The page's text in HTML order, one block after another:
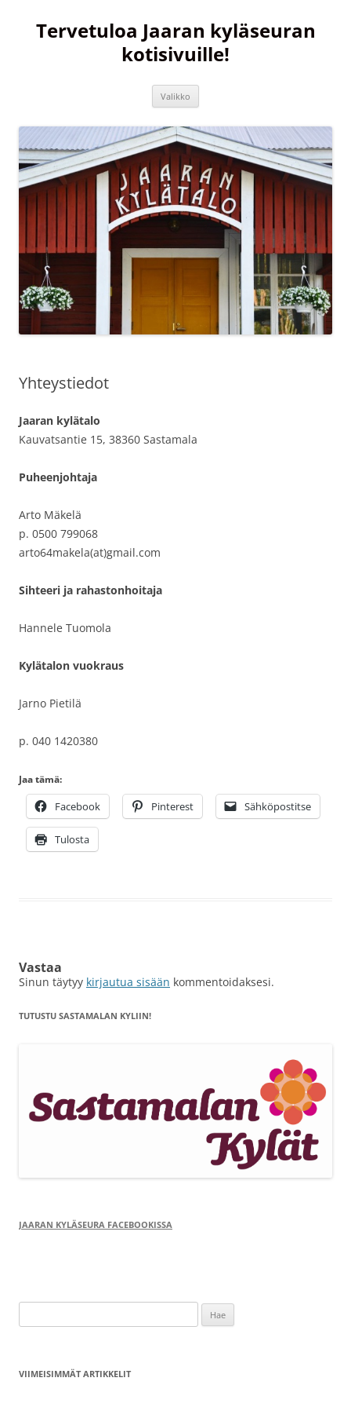
Tervetuloa Jaaran kyläseuran
kotisivuille!
Valikko
Yhteystiedot
Jaaran kylätalo
Kauvatsantie 15, 38360 Sastamala
Puheenjohtaja
Arto Mäkelä
p. 0500 799068
arto64makela(at)gmail.com
Sihteeri ja rahastonhoitaja
Hannele Tuomola
Kylätalon vuokraus
Jarno Pietilä
p. 040 1420380
Jaa tämä:
Facebook Pinterest Sähköpostitse
Tulosta
Vastaa
Sinun täytyy kirjautua sisään kommentoidaksesi.
TUTUSTU SASTAMALAN KYLIIN!
JAARAN KYLÄSEURA FACEBOOKISSA
VIIMEISIMMÄT ARTIKKELIT